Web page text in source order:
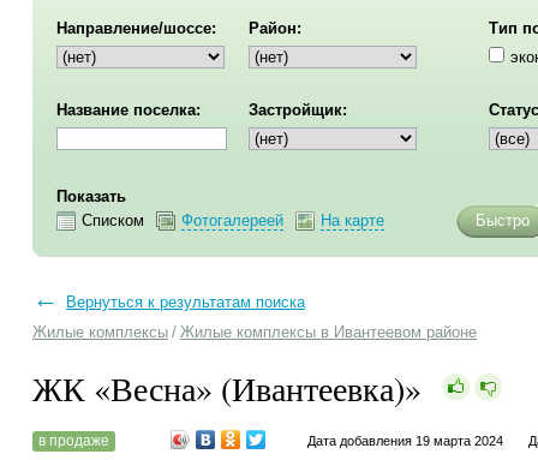
Направление/шоссе: Район:
Тип
Название поселка: Застройщик:
Показать
Списком
Фотогалереей На карте Быстро
←
Вернуться к результатам поиска
Жилые комплексы / Жилые комплексы в Ивантеевом районе
ЖК «Весна» (Ивантеевка)»
в продаже Дата добавления 19 марта 2024